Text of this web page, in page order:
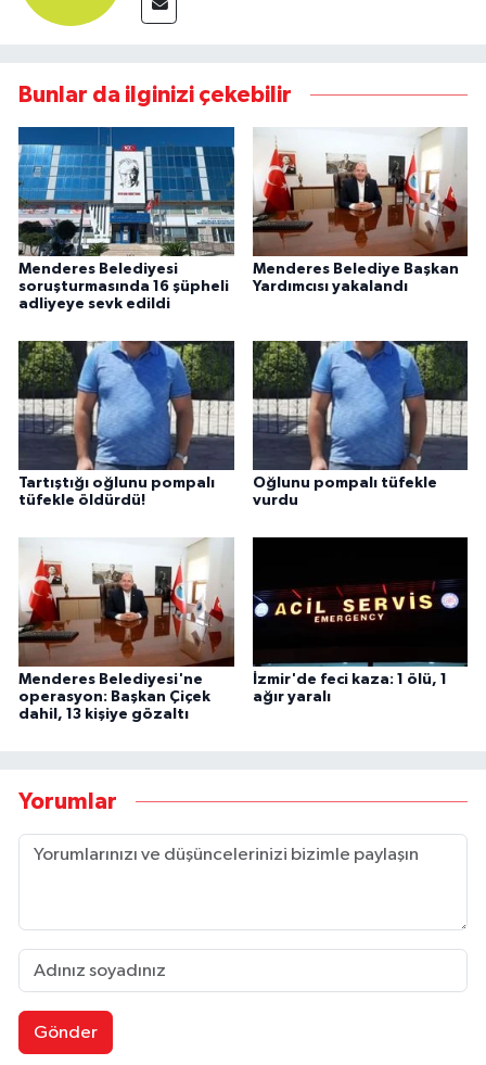
Bunlar da ilginizi çekebilir
Menderes Belediyesi
soruşturmasında 16 şüpheli
adliyeye sevk edildi
Menderes Belediye Başkan
Yardımcısı yakalandı
Tartıştığı oğlunu pompalı
tüfekle öldürdü!
Oğlunu pompalı tüfekle
vurdu
Menderes Belediyesi'ne
operasyon: Başkan Çiçek
dahil, 13 kişiye gözaltı
İzmir'de feci kaza: 1 ölü, 1
ağır yaralı
Yorumlar
Gönder